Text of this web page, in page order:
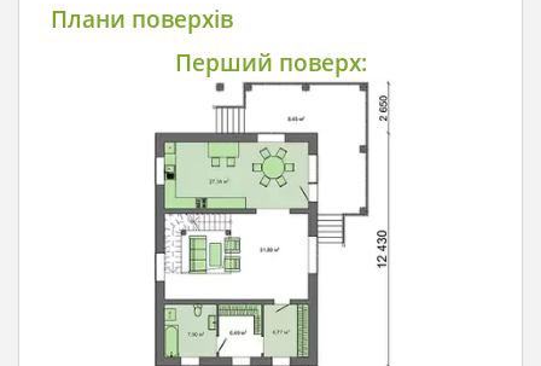
Плани поверхів
Перший поверх: